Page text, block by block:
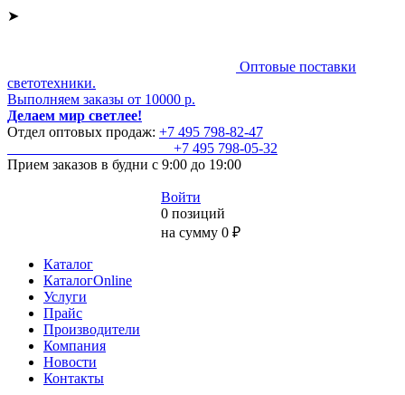
➤
Оптовые поставки
светотехники.
Выполняем заказы от 10000 р.
Делаем мир светлее!
Отдел оптовых продаж: +7 495 798-82-47
+7 495 798-05-32
Прием заказов в будни с 9:00 до 19:00
Войти
0 позиций
на сумму 0 ₽
Каталог
КаталогOnline
Услуги
Прайс
Производители
Компания
Новости
Контакты